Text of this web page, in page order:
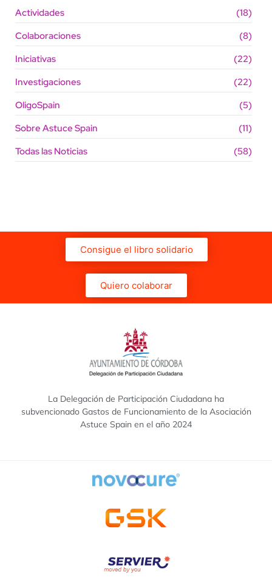
Actividades
(18)
Colaboraciones
(8)
Iniciativas
(22)
Investigaciones
(22)
OligoSpain
(5)
Sobre Astuce Spain
(11)
Todas las Noticias
(58)
Consigue el libro solidario
Quiero colaborar
La Delegación de Participación Ciudadana ha
subvencionado Gastos de Funcionamiento de la Asociación
Astuce Spain en el año 2024